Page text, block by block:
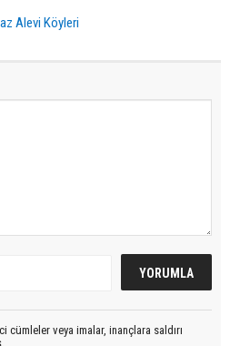
Alevi Köyleri
cümleler veya imalar, inançlara saldırı